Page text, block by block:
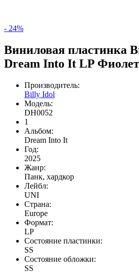
- 24%
Виниловая пластинка
Dream Into It LP
Производитель:
Billy Idol
Модель:
DH0052
1
Альбом:
Dream Into It
Год:
2025
Жанр:
Панк, хардкор
Лейбл:
UNI
Страна:
Europe
Формат:
LP
Состояние пластинки:
SS
Состояние обложки:
SS